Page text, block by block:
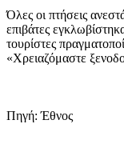
Όλες οι πτήσεις
επιβάτες
τουρίστες
«Χρειαζόμαστε
Πηγή: Έθνος